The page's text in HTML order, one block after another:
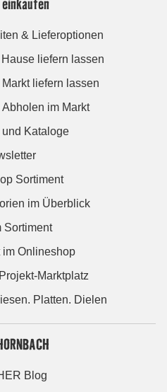
& Lieferoptionen
liefern lassen
liefern lassen
im Markt
und Kataloge
Sortiment
im Überblick
Sortiment
im Onlineshop
Marktplatz
Platten. Dielen
Blog